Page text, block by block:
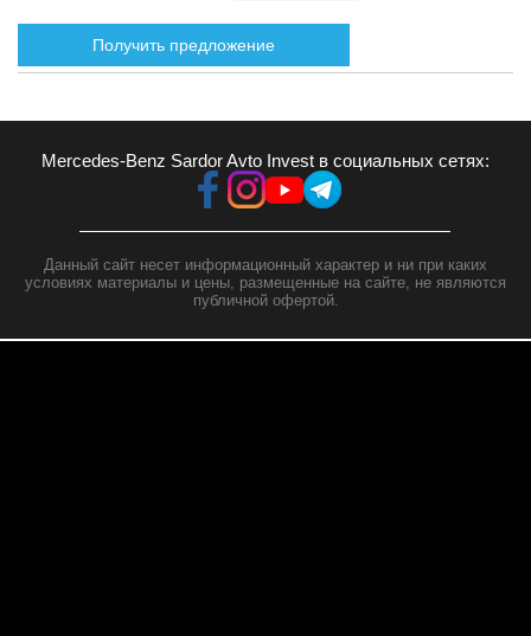
Получить предложение
Mercedes-Benz Sardor Avto Invest в социальных сетях:
Данный сайт несет информационный характер и ни при каких
условиях материалы и цены, размещенные на сайте, не являются
публичной офертой.